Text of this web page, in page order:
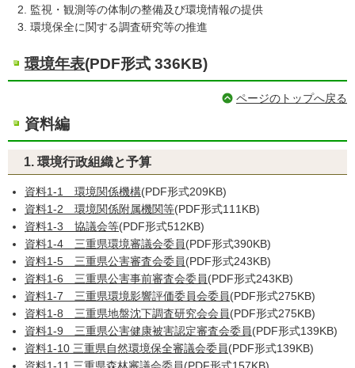
監視・観測等の体制の整備及び環境情報の提供
環境保全に関する調査研究等の推進
環境年表(PDF形式 336KB)
ページのトップへ戻る
資料編
1. 環境行政組織と予算
資料1-1 環境関係機構(PDF形式209KB)
資料1-2 環境関係附属機関等(PDF形式111KB)
資料1-3 協議会等(PDF形式512KB)
資料1-4 三重県環境審議会委員(PDF形式390KB)
資料1-5 三重県公害審査会委員(PDF形式243KB)
資料1-6 三重県公害事前審査会委員(PDF形式243KB)
資料1-7 三重県環境影響評価委員会委員(PDF形式275KB)
資料1-8 三重県地盤沈下調査研究会会員(PDF形式275KB)
資料1-9 三重県公害健康被害認定審査会委員(PDF形式139KB)
資料1-10 三重県自然環境保全審議会委員(PDF形式139KB)